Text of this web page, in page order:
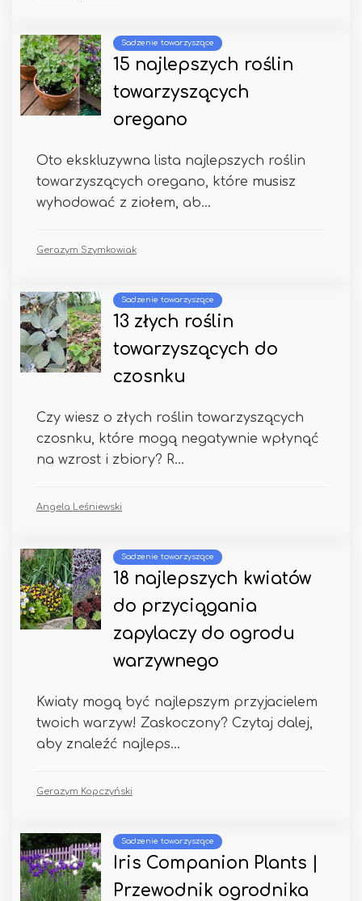
Sadzenie towarzyszące
15 najlepszych roślin
towarzyszących
oregano
Oto ekskluzywna lista najlepszych roślin
towarzyszących oregano, które musisz
wyhodować z ziołem, ab...
Gerazym Szymkowiak
Sadzenie towarzyszące
13 złych roślin
towarzyszących do
czosnku
Czy wiesz o złych roślin towarzyszących
czosnku, które mogą negatywnie wpłynąć
na wzrost i zbiory? R...
Angela Leśniewski
Sadzenie towarzyszące
18 najlepszych kwiatów
do przyciągania
zapylaczy do ogrodu
warzywnego
Kwiaty mogą być najlepszym przyjacielem
twoich warzyw! Zaskoczony? Czytaj dalej,
aby znaleźć najleps...
Gerazym Kopczyński
Sadzenie towarzyszące
Iris Companion Plants |
Przewodnik ogrodnika